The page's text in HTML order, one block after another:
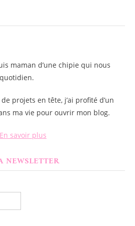
maman d’une chipie qui nous
projets en tête, j’ai profité d’un
ma vie pour ouvrir mon blog.
En savoir plus
NEWSLETTER